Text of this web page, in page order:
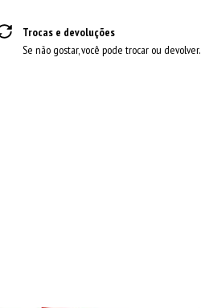
Trocas e devoluções
Se não gostar, você pode trocar ou devolver.